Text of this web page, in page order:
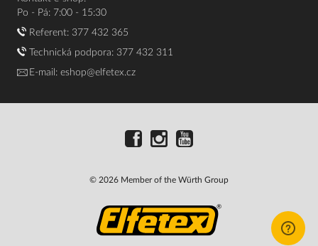
Po - Pá: 7:00 - 15:30
Referent: 377 432 365
Technická podpora: 377 432 311
E-mail: eshop@elfetex.cz
© 2026 Member of the Würth Group